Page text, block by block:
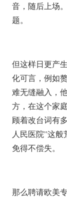
音，随后上场
题。
但这样日更产
化可言，例如
难无缝融入，
方，在这个家
顾着改台词有
人民医院”这
免得不偿失。
那么聘请欧美